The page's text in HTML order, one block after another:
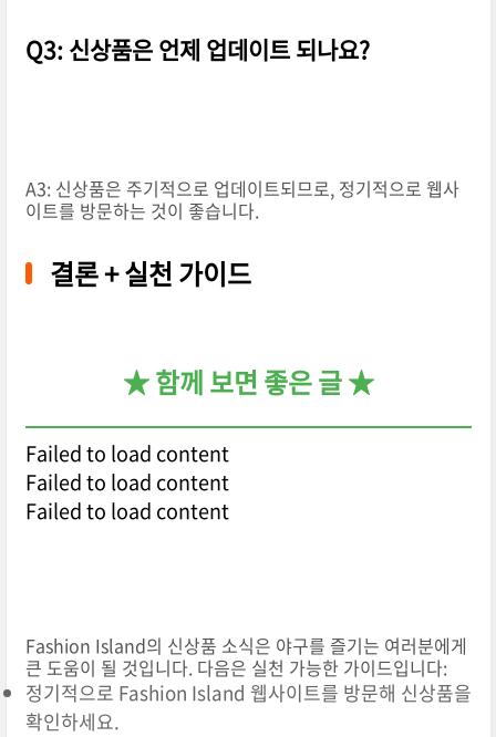
Q3: 신상품은 언제 업데이트 되나요?
A3: 신상품은 주기적으로 업데이트되므로, 정기적으로 웹사
이트를 방문하는 것이 좋습니다.
결론 + 실천 가이드
★ 함께 보면 좋은 글 ★
Failed to load content
Failed to load content
Failed to load content
Fashion Island의 신상품 소식은 야구를 즐기는 여러분에게
큰 도움이 될 것입니다. 다음은 실천 가능한 가이드입니다:
정기적으로 Fashion Island 웹사이트를 방문해 신상품을
확인하세요.